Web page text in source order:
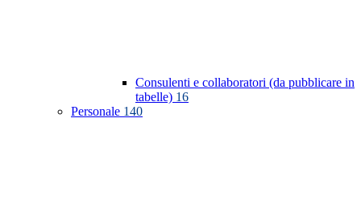
Consulenti e collaboratori (da pubblicare in
tabelle) 16
Personale 140